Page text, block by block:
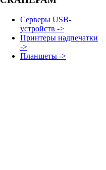
Серверы USB-
устройств ->
Принтеры надпечатки
->
Планшеты ->